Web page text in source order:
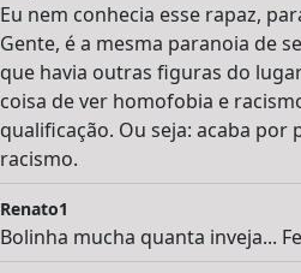
Eu nem conhecia esse rapaz,
Gente, é a mesma paranoia de
que havia outras figuras do
coisa de ver homofobia e
qualificação. Ou seja: acaba
racismo.
Renato1
Bolinha mucha quanta inveja...